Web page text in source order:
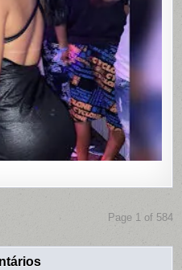
COM
REMOTO
PARTES
É
Page 1 of 584